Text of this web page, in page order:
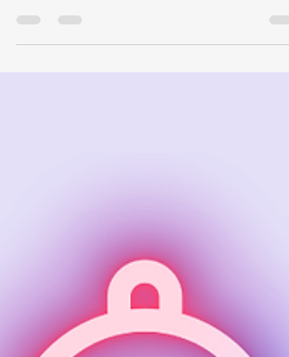
changes, we’ve highlighted the key
updates in the fields of...